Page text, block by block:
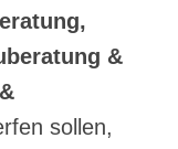
&
sollen,